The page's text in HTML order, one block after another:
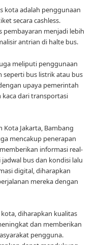
kota adalah penggunaan
secara cashless.
pembayaran menjadi lebih
antrian di halte bus.
meliputi penggunaan
seperti bus listrik atau bus
upaya pemerintah
dari transportasi
Jakarta, Bambang
mencakup penerapan
informasi real-
bus dan kondisi lalu
digital, diharapkan
mereka dengan
diharapkan kualitas
dan memberikan
pengguna.